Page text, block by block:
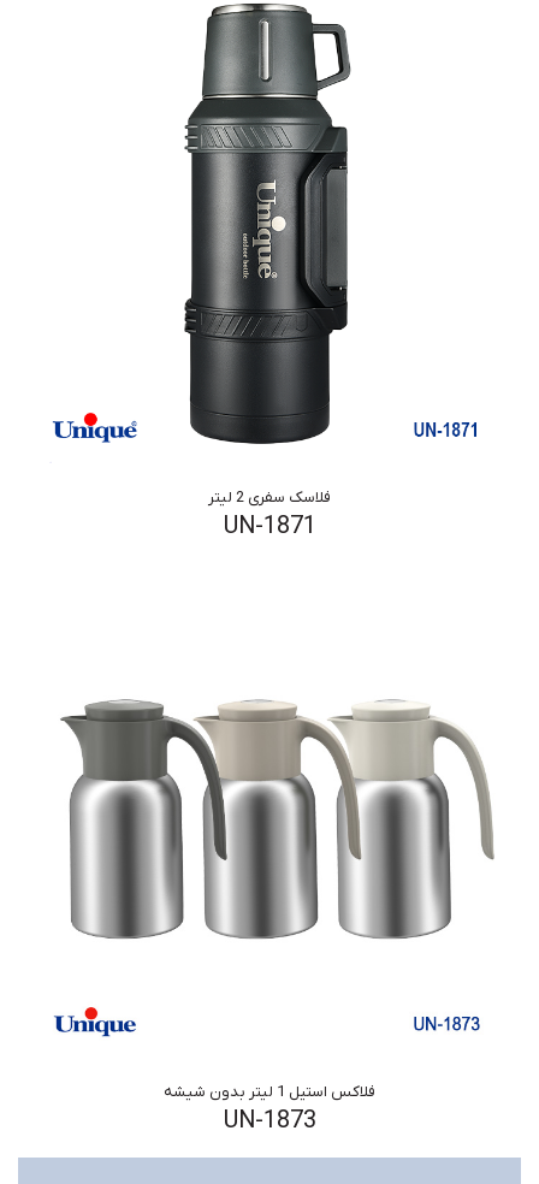
فلاسک سفری 2 لیتر
UN-1871
فلاکس استیل 1 لیتر بدون شیشه
UN-1873